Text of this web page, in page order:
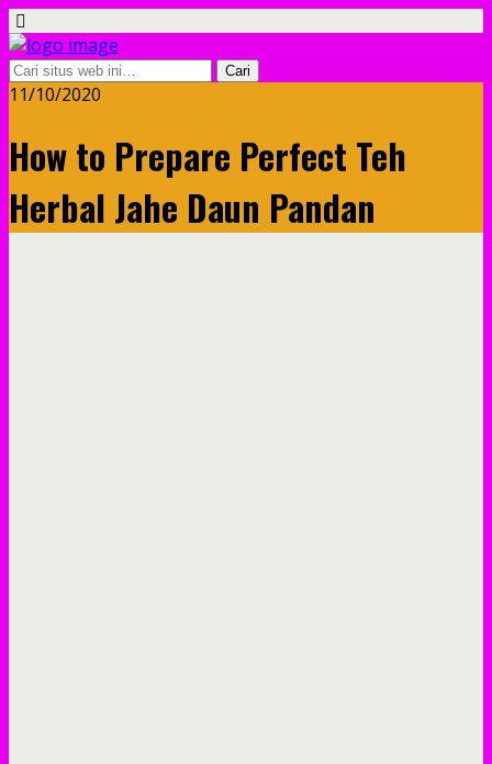
11/10/2020
How to Prepare Perfect Teh
Herbal Jahe Daun Pandan